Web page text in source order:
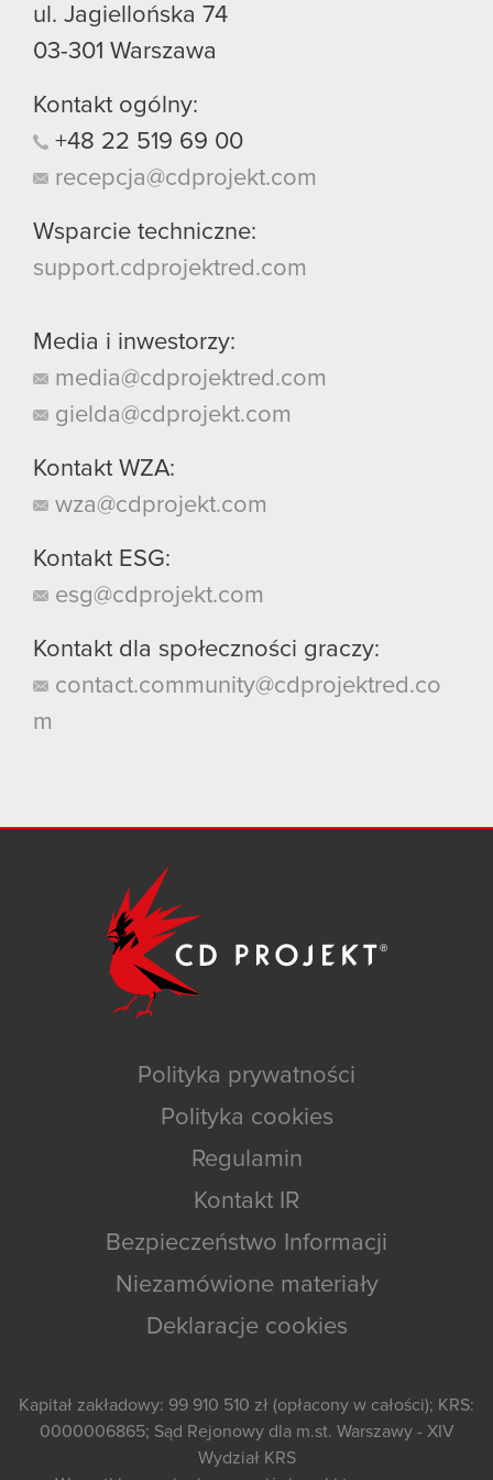
ul. Jagiellońska 74
03-301 Warszawa
Kontakt ogólny:
+48 22 519 69 00
recepcja@cdprojekt.com
Wsparcie techniczne:
support.cdprojektred.com
Media i inwestorzy:
media@cdprojektred.com
gielda@cdprojekt.com
Kontakt WZA:
wza@cdprojekt.com
Kontakt ESG:
esg@cdprojekt.com
Kontakt dla społeczności graczy:
contact.community@cdprojektred.co
m
Polityka prywatności
Polityka cookies
Regulamin
Kontakt IR
Bezpieczeństwo Informacji
Niezamówione materiały
Deklaracje cookies
Kapitał zakładowy: 99 910 510 zł (opłacony w całości); KRS:
0000006865; Sąd Rejonowy dla m.st. Warszawy - XIV
Wydział KRS